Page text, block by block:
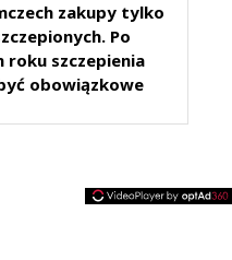
zakupy tylko
Po
roku szczepienia
obowiązkowe